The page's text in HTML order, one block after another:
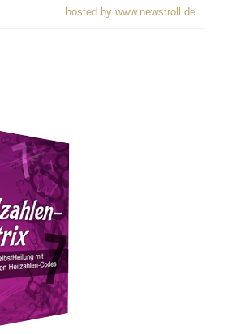
hosted by www.newstroll.de